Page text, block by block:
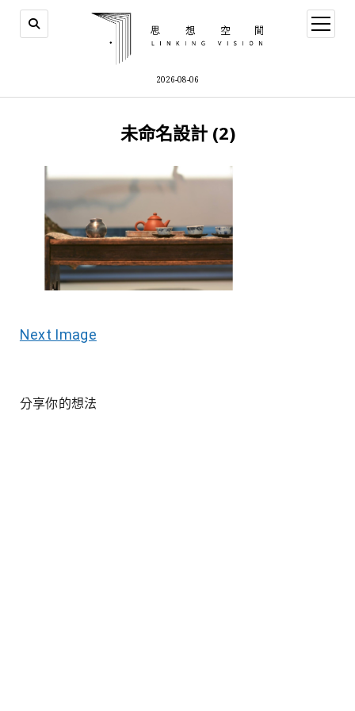
2026-08-06
open
menu
未命名設計 (2)
Next Image
分享你的想法